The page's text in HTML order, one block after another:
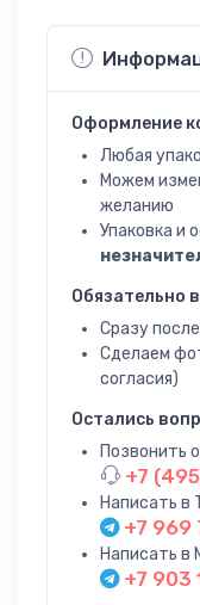
Оформление
Любая
Можем
желанию
Упаковка и
Обязательно
Сразу
Сделаем
согласия)
Остались
Позвонить
+7
Написать в
+7 969
Написать в
+7 903